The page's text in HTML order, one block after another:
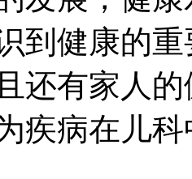
到健康的
还有家人
疾病在儿科